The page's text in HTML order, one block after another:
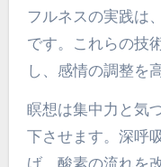
フルネスの実践は
です。これらの技
し、感情の調整を
瞑想は集中力と気
下させます。深呼
げ、酸素の流れを